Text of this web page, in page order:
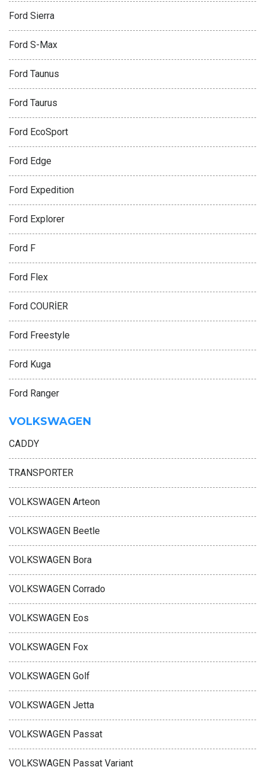
Ford Sierra
Ford S-Max
Ford Taunus
Ford Taurus
Ford EcoSport
Ford Edge
Ford Expedition
Ford Explorer
Ford F
Ford Flex
Ford COURİER
Ford Freestyle
Ford Kuga
Ford Ranger
VOLKSWAGEN
CADDY
TRANSPORTER
VOLKSWAGEN Arteon
VOLKSWAGEN Beetle
VOLKSWAGEN Bora
VOLKSWAGEN Corrado
VOLKSWAGEN Eos
VOLKSWAGEN Fox
VOLKSWAGEN Golf
VOLKSWAGEN Jetta
VOLKSWAGEN Passat
VOLKSWAGEN Passat Variant